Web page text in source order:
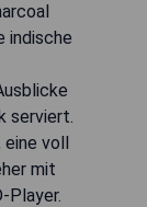
indische
serviert.
voll
mit
Player.